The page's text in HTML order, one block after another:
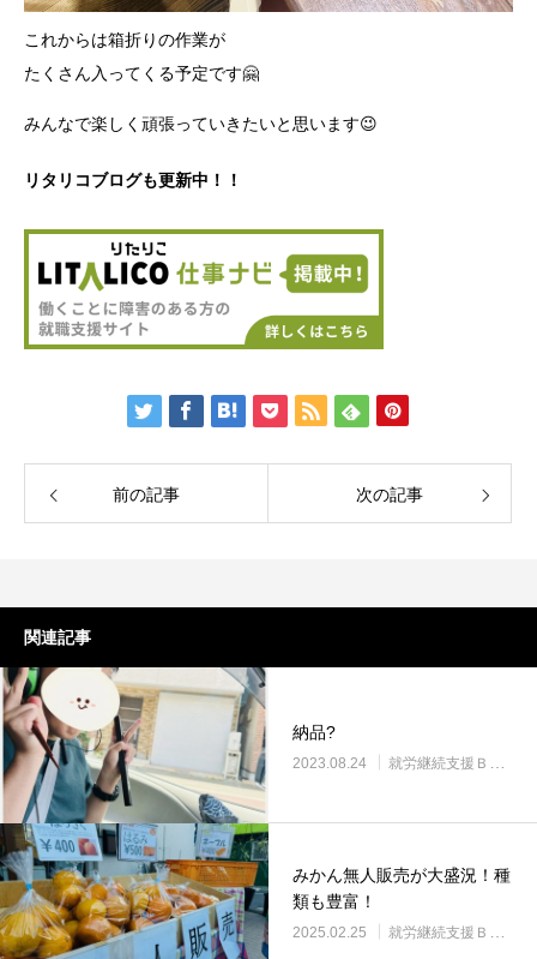
これからは箱折りの作業が
たくさん入ってくる予定です🤗
みんなで楽しく頑張っていきたいと思います😉
リタリコブログも更新中！！
前の記事 次の記事
関連記事
納品?
2023.08.24 就労継続支援Ｂ型・ニコプレイス
みかん無人販売が大盛況！種
類も豊富！
2025.02.25 就労継続支援Ｂ型・ニコプレイス